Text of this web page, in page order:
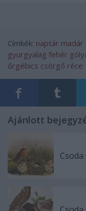
Címkék: naptár madár
gyurgyalag fehér
őrgébics csörgő réce
Ajánlott